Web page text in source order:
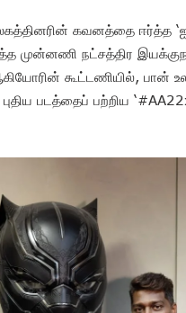
கவனத்தை
முன்னணி நட்சத்திர
கூட்டணியில், பான்
படத்தைப் பற்றிய